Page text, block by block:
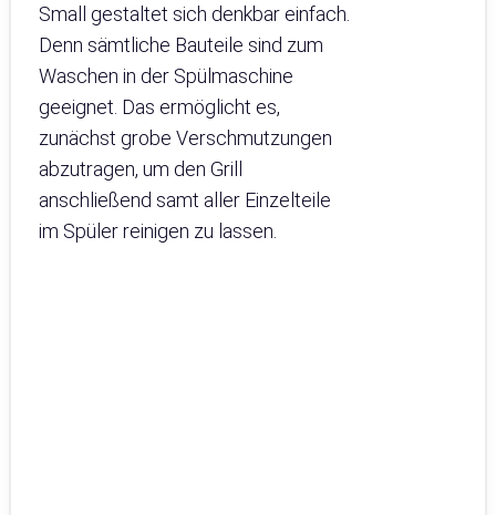
Small gestaltet sich denkbar einfach.
Denn sämtliche Bauteile sind zum
Waschen in der Spülmaschine
geeignet. Das ermöglicht es,
zunächst grobe Verschmutzungen
abzutragen, um den Grill
anschließend samt aller Einzelteile
im Spüler reinigen zu lassen.